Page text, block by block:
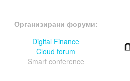
Организирани форуми:
Digital Finance
Cloud forum
Smart conference